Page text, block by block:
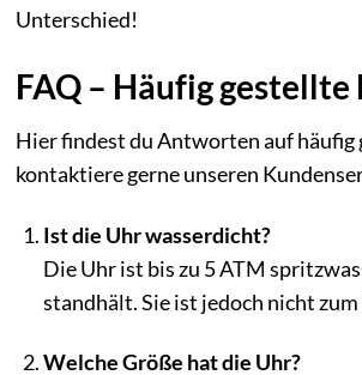
Unterschied!
FAQ – Häufig
Hier findest du Antworten auf häufig
kontaktiere gerne unseren
Ist die Uhr wasserdicht?
Die Uhr ist bis zu 5 ATM
standhält. Sie ist jedoch nicht
Welche Größe hat die Uhr?